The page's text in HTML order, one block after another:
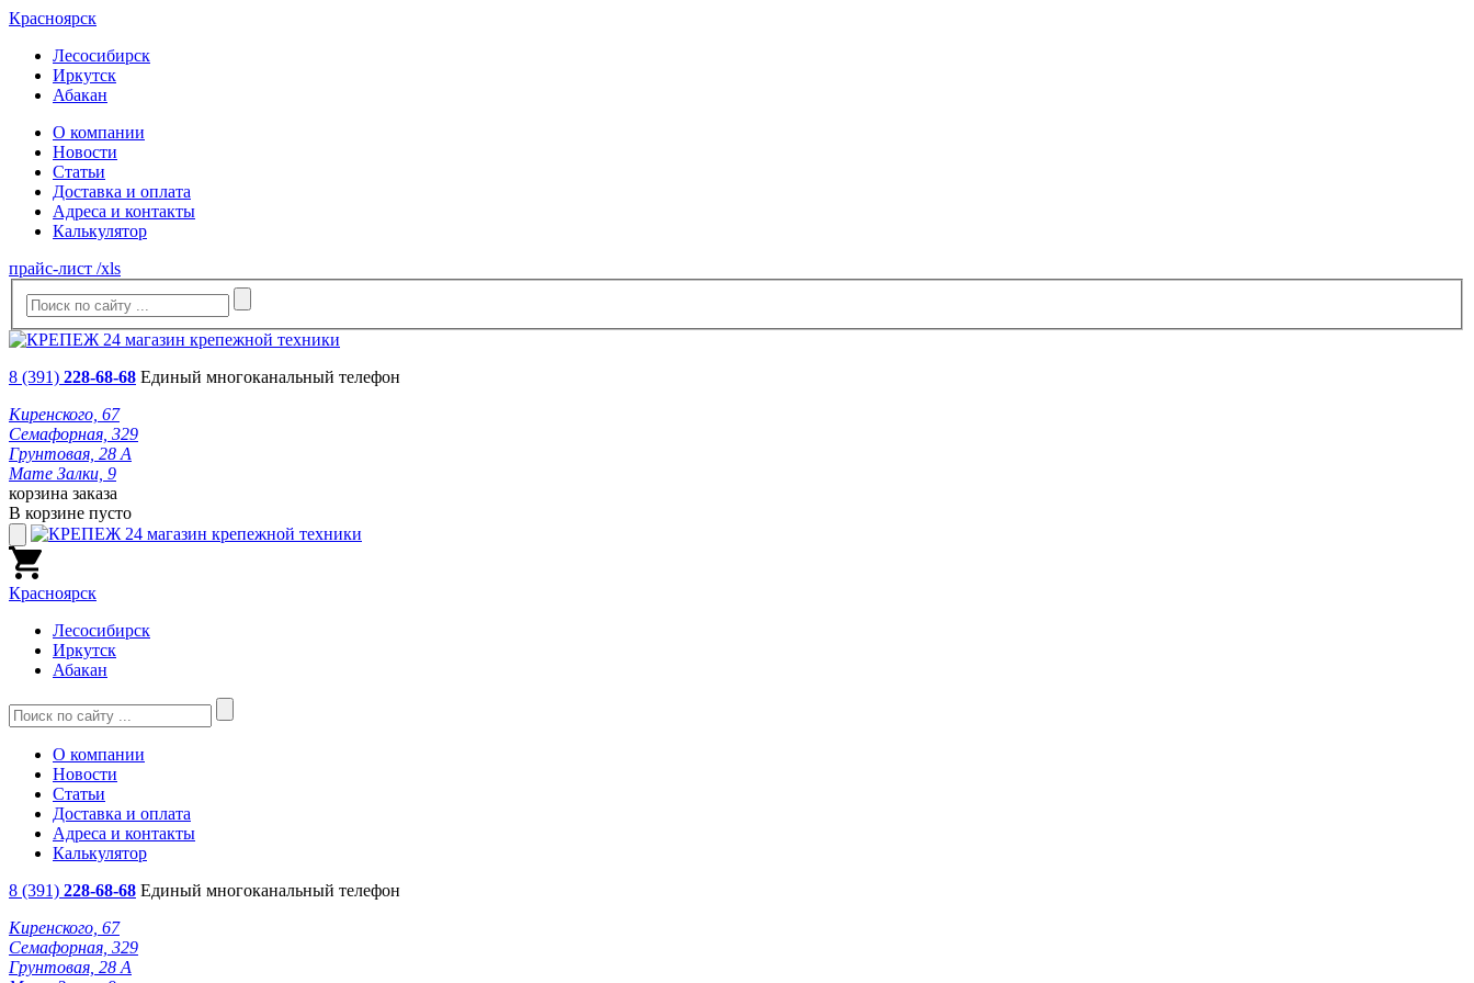
Красноярск
Лесосибирск
Иркутск
Абакан
О компании
Новости
Статьи
Доставка и оплата
Адреса и контакты
Калькулятор
прайс-лист /xls
8 (391) 228-68-68 Единый многоканальный телефон
Киренского, 67
Семафорная, 329
Грунтовая, 28 А
Мате Залки, 9
корзина заказа
В корзине пусто
Красноярск
Лесосибирск
Иркутск
Абакан
О компании
Новости
Статьи
Доставка и оплата
Адреса и контакты
Калькулятор
8 (391) 228-68-68 Единый многоканальный телефон
Киренского, 67
Семафорная, 329
Грунтовая, 28 А